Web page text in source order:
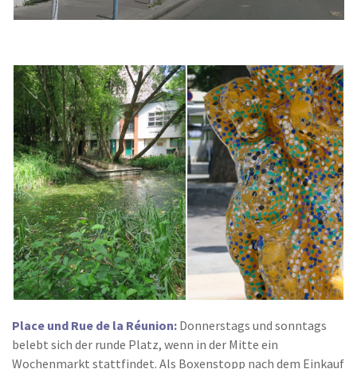
Place und Rue de la Réunion: Donnerstags und sonntags
belebt sich der runde Platz, wenn in der Mitte ein
Wochenmarkt stattfindet. Als Boxenstopp nach dem Einkauf